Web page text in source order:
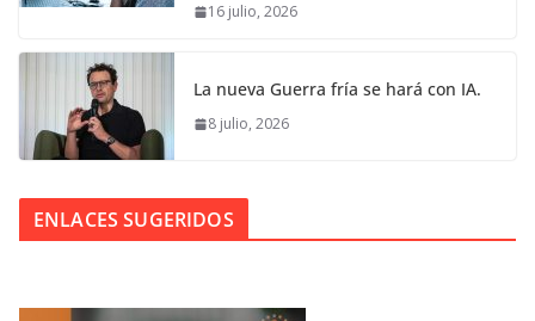
16 julio, 2026
La nueva Guerra fría se hará con IA.
8 julio, 2026
ENLACES SUGERIDOS